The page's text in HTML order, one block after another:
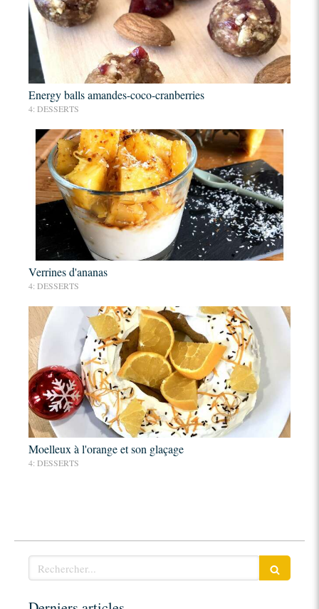
Energy balls amandes-coco-cranberries
4: DESSERTS
Verrines d'ananas
4: DESSERTS
Moelleux à l'orange et son glaçage
4: DESSERTS
Rechercher